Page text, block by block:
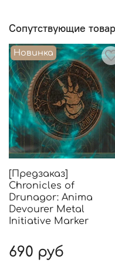
Сопутствующие
Новинка
[Предзаказ]
Chronicles of
Drunagor: Anima
Devourer Metal
Initiative Marker
690 руб